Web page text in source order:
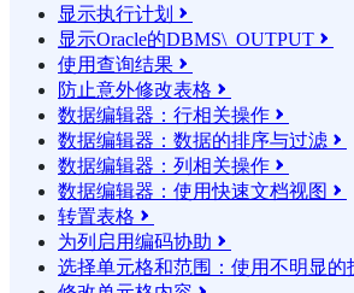
显示执行计划 
显示Oracle的DBMS\_OUTPUT 
使用查询结果 
防止意外修改表格 
数据编辑器：行相关操作 
数据编辑器：数据的排序与过滤 
数据编辑器：列相关操作 
数据编辑器：使用快速文档视图 
转置表格 
为列启用编码协助 
选择单元格和范围：使用不明显的